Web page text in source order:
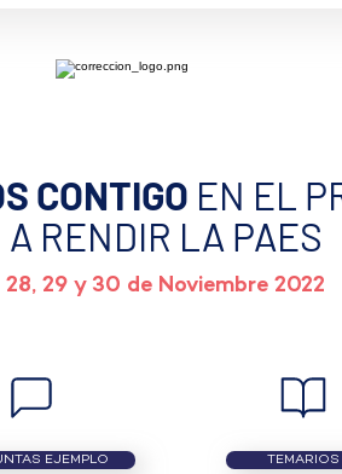
CONTIGO EN EL
A RENDIR LA PAES
28, 29 y 30 de Noviembre 2022
EJEMPLO TEMARIOS